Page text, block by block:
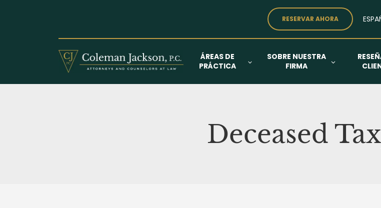
RESERVAR AHORA
ÁREAS DE
PRÁCTICA
SOBRE NUESTRA
FIRMA
Deceased